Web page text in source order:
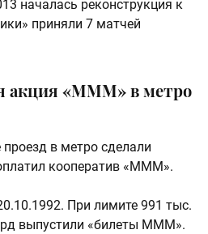
началась реконструкция к
приняли 7 матчей
акция «МММ» в метро
в метро сделали
кооператив «МММ».
При лимите 991 тыс.
выпустили «билеты МММ».